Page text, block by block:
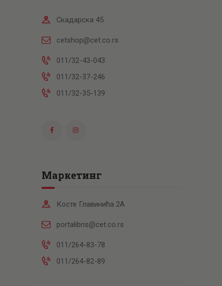
Скадарска 45
cetshop@cet.co.rs
011/32-43-043
011/32-37-246
011/32-35-139
Маркетинг
Косте Главинића 2А
portalibris@cet.co.rs
011/264-83-78
011/264-82-89